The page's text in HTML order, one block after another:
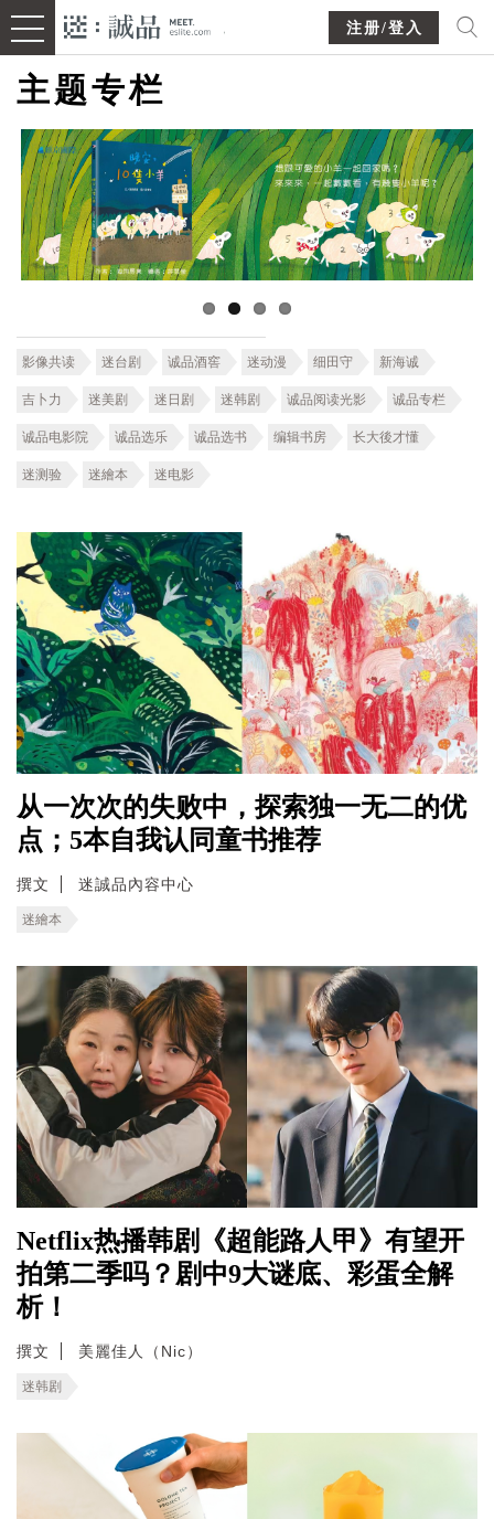
注册/登入
主题专栏
影像共读 迷台剧 诚品酒窖 迷动漫 细田守 新海诚
吉卜力 迷美剧 迷日剧 迷韩剧 诚品阅读光影 诚品专栏
诚品电影院 诚品选乐 诚品选书 编辑书房 长大後才懂
迷测验 迷繪本 迷电影
从一次次的失败中，探索独一无二的优
点；5本自我认同童书推荐
撰文 迷誠品內容中心
迷繪本
Netflix热播韩剧《超能路人甲》有望开
拍第二季吗？剧中9大谜底、彩蛋全解
析！
撰文 美麗佳人（Nic）
迷韩剧